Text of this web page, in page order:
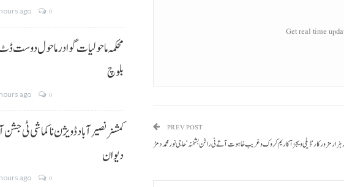
Get real time
PREV POST
ہزار مزورکار‘ ڈیلی ویجزآ کاریم کروک و غریب خاہوت آتے ٹی راشن بشخنہ‘حاجی نورمحمد دمڑ
ago 0
محکمہ ماحولیات گوادر ماحول دوست
بلوچ
ago 0
کمشنر نصیر آباد ڈویژن نا کماشی ٹی
دیوان
ago 0